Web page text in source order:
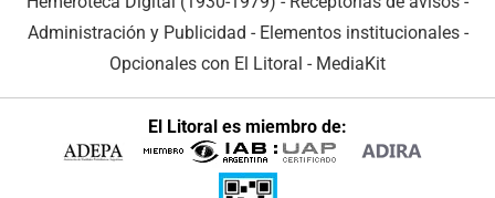
Administración y Publicidad - Elementos institucionales-
Opcionales con El Litoral - MediaKit
El Litoral es miembro de: